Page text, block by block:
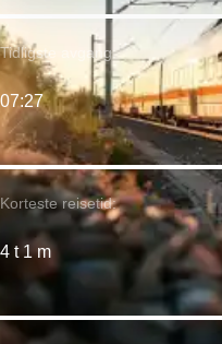
Korteste reisetid:
4 t 1 m
Tidligste avgang:
07:27